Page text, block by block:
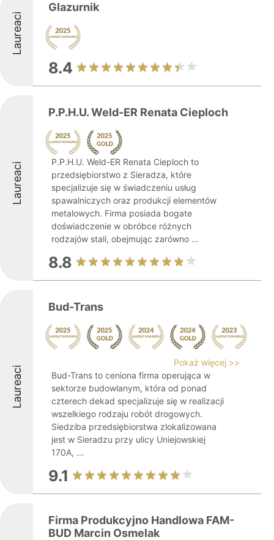
Laureaci
Glazurnik
8.4
Laureaci
P.P.H.U. Weld-ER Renata Cieploch
P.P.H.U. Weld-ER Renata Cieploch to
przedsiębiorstwo z Sieradza, które
specjalizuje się w świadczeniu usług
spawalniczych oraz produkcji elementów
metalowych. Firma posiada bogate
doświadczenie w obróbce różnych
rodzajów stali, obejmując zarówno ...
8.8
Laureaci
Bud-Trans
Pokaż więcej >>
Bud-Trans to ceniona firma operująca w
sektorze budowlanym, która od ponad
czterech dekad specjalizuje się w realizacji
wszelkiego rodzaju robót drogowych.
Siedziba przedsiębiorstwa zlokalizowana
jest w Sieradzu przy ulicy Uniejowskiej
170A, ...
9.1
Firma Produkcyjno Handlowa FAM-
BUD Marcin Osmelak